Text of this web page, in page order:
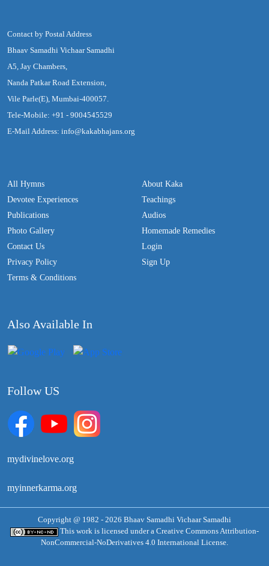
Contact by Postal Address
Bhaav Samadhi Vichaar Samadhi
A5, Jay Chambers,
Nanda Patkar Road Extension,
Vile Parle(E), Mumbai-400057.
Tele-Mobile: +91 - 9004545529
E-Mail Address: info@kakabhajans.org
All Hymns
Devotee Experiences
Publications
Photo Gallery
Contact Us
Privacy Policy
Terms & Conditions
About Kaka
Teachings
Audios
Homemade Remedies
Login
Sign Up
Also Available In
Follow US
mydivinelove.org
myinnerkarma.org
Copyright @ 1982 - 2026 Bhaav Samadhi Vichaar Samadhi
This work is licensed under a Creative Commons Attribution-
NonCommercial-NoDerivatives 4.0 International License.